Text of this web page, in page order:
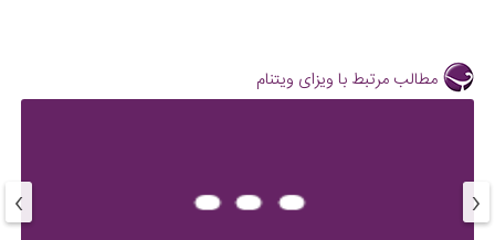
مطالب مرتبط با ویزای ویتنام
‹
›